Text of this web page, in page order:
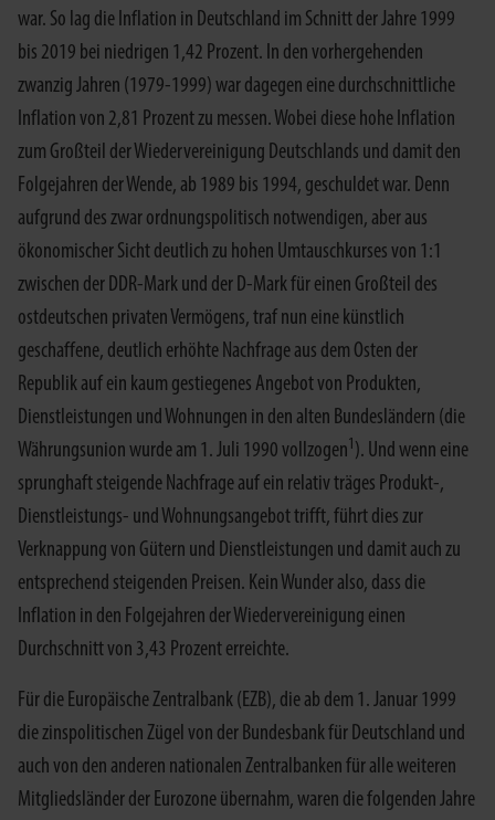
war. So lag die Inflation in Deutschland im Schnitt der Jahre 1999
bis 2019 bei niedrigen 1,42 Prozent. In den vorhergehenden
zwanzig Jahren (1979-1999) war dagegen eine durchschnittliche
Inflation von 2,81 Prozent zu messen. Wobei diese hohe Inflation
zum Großteil der Wiedervereinigung Deutschlands und damit den
Folgejahren der Wende, ab 1989 bis 1994, geschuldet war. Denn
aufgrund des zwar ordnungspolitisch notwendigen, aber aus
ökonomischer Sicht deutlich zu hohen Umtauschkurses von 1:1
zwischen der DDR-Mark und der D-Mark für einen Großteil des
ostdeutschen privaten Vermögens, traf nun eine künstlich
geschaffene, deutlich erhöhte Nachfrage aus dem Osten der
Republik auf ein kaum gestiegenes Angebot von Produkten,
Dienstleistungen und Wohnungen in den alten Bundesländern (die
Währungsunion wurde am 1. Juli 1990 vollzogen1 ). Und wenn eine
sprunghaft steigende Nachfrage auf ein relativ träges Produkt-,
Dienstleistungs- und Wohnungsangebot trifft, führt dies zur
Verknappung von Gütern und Dienstleistungen und damit auch zu
entsprechend steigenden Preisen. Kein Wunder also, dass die
Inflation in den Folgejahren der Wiedervereinigung einen
Durchschnitt von 3,43 Prozent erreichte.
Für die Europäische Zentralbank (EZB), die ab dem 1. Januar 1999
die zinspolitischen Zügel von der Bundesbank für Deutschland und
auch von den anderen nationalen Zentralbanken für alle weiteren
Mitgliedsländer der Eurozone übernahm, waren die folgenden Jahre